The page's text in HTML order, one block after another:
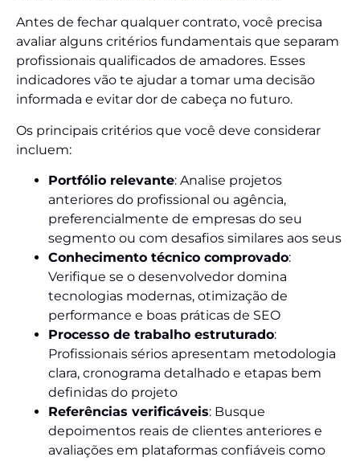
Antes de fechar qualquer contrato, você precisa
avaliar alguns critérios fundamentais que separam
profissionais qualificados de amadores. Esses
indicadores vão te ajudar a tomar uma decisão
informada e evitar dor de cabeça no futuro.
Os principais critérios que você deve considerar
incluem:
Portfólio relevante: Analise projetos
anteriores do profissional ou agência,
preferencialmente de empresas do seu
segmento ou com desafios similares aos seus
Conhecimento técnico comprovado:
Verifique se o desenvolvedor domina
tecnologias modernas, otimização de
performance e boas práticas de SEO
Processo de trabalho estruturado:
Profissionais sérios apresentam metodologia
clara, cronograma detalhado e etapas bem
definidas do projeto
Referências verificáveis: Busque
depoimentos reais de clientes anteriores e
avaliações em plataformas confiáveis como